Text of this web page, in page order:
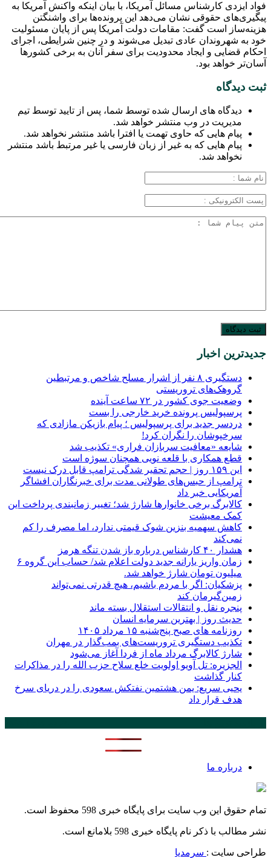
فواد ایزدی کارشناس مسائل آمریکا، با بیان اینکه واکنش آمریکا به
پیگیری‌های حقوقی نشان می‌دهد این پرونده‌ها برای واشنگتن
هزینه‌ساز است گفت: مقامات دولت آمریکا پس از پایان مسئولیت
خود به شهروندان عادی تبدیل می‌شوند و در چنین شرایطی، اجرای
احکام قضایی و ایجاد محدودیت برای سفر آنان به برخی کشور‌ها
آسان‌تر خواهد بود.
ثبت دیدگاه
دیدگاه های ارسال شده توسط شما، پس از تایید توسط تیم
مدیریت در وب منتشر خواهد شد.
پیام هایی که حاوی تهمت یا افترا باشد منتشر نخواهد شد.
پیام هایی که به غیر از زبان فارسی یا غیر مرتبط باشد منتشر
نخواهد شد.
جدیدترین اخبار
دستگیری ۸ نفر از اشرار مسلح شاخص و مرتبطین
گروهک‌های تروریستی
وضعیت جوی کشور در ۷۲ ساعت آینده
پرسپولیس پرونده خرید خارجی را بست
دردسر جدید برای پرسپولیس ؛ پیام بازیکن مازادی که
سرخپوشان را نگران کرد!
شایعه «معافیت سربازان فراری» تکذیب شد
قطع همکاری با قلعه نویی همچنان سوژه است
این ۱۵۹ روز | حجم تحقیر شدگی ترامپ قابل درک نیست
ترامپ از حبس‌های طولانی مدت برای خبرنگاران افشاگر
آمریکایی خبر داد
کالابرگ برخی خانوارها شارژ شد؛ تغییر زمانبندی پرداخت این
کمک معیشت
کاهش سهمیه بنزین شوک قیمتی ندارد، اما مصرف را کم
نمی‌کند
هشدار ۴۰ کارشناس درباره باز شدن تنگه هرمز
زمان واریز یارانه جدید دولت اعلام شد/ حساب این گروه ۶
میلیون تومان شارژ خواهد شد.
پزشکیان: اگر با مردم باشیم، هیچ قدرتی نمی‌تواند
زمین‌گیرمان کند
پنجره‌ نقل و انتقالات استقلال بسته ماند
حدیث روز | بهترین سرمایه انسان
روزنامه‌ های صبح پنج‌شنبه ۱۵ مرداد ۱۴۰۵
تکذیب دستگیری تروریست‌های بمب‌گذار در مهران
شارژ کالابرگ مرداد ماه از فردا آغاز می‌شود
الجزیره: تل آویو اولویت خلع سلاح حزب الله را در مذاکرات
کنار گذاشت
یحیی سریع: یمن هشتمین نفتکش سعودی را در دریای سرخ
هدف قرار داد
درباره ما
تمام حقوق این وب سایت برای پایگاه خبری 598 محفوظ است.
نشر مطالب با ذکر نام پایگاه خبری 598 بلامانع است.
طراحی سایت : سرمدیا